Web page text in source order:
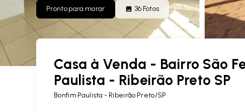
Pronto para morar 36 Fotos
Casa à Venda - Bairro São
Paulista - Ribeirão Preto SP
Bonfim Paulista - Ribeirão Preto/SP